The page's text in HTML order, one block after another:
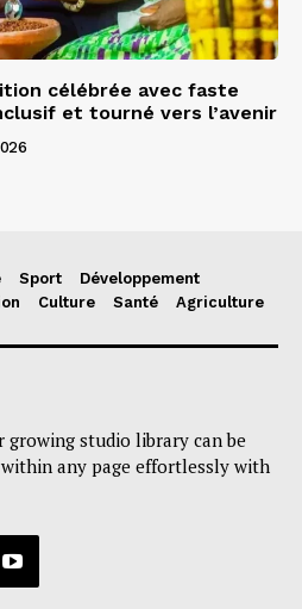
célébrée avec faste
et tourné vers l’avenir
Sport
Développement
Culture Santé Agriculture
growing studio library can be
within any page effortlessly with